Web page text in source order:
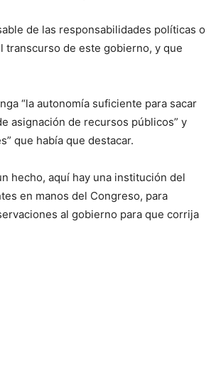
de las responsabilidades políticas o
transcurso de este gobierno, y que
“la autonomía suficiente para sacar
asignación de recursos públicos” y
que había que destacar.
hecho, aquí hay una institución del
en manos del Congreso, para
al gobierno para que corrija